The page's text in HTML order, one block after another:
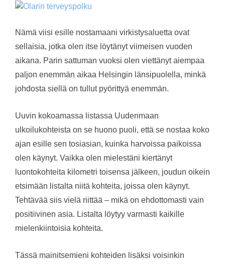
Nämä viisi esille nostamaani virkistysaluetta ovat
sellaisia, jotka olen itse löytänyt viimeisen vuoden
aikana. Parin sattuman vuoksi olen viettänyt aiempaa
paljon enemmän aikaa Helsingin länsipuolella, minkä
johdosta siellä on tullut pyörittyä enemmän.
Uuvin kokoamassa listassa Uudenmaan
ulkoilukohteista on se huono puoli, että se nostaa koko
ajan esille sen tosiasian, kuinka harvoissa paikoissa
olen käynyt. Vaikka olen mielestäni kiertänyt
luontokohteita kilometri toisensa jälkeen, joudun oikein
etsimään listalta niitä kohteita, joissa olen käynyt.
Tehtävää siis vielä riittää – mikä on ehdottomasti vain
positiivinen asia. Listalta löytyy varmasti kaikille
mielenkiintoisia kohteita.
Tässä mainitsemieni kohteiden lisäksi voisinkin